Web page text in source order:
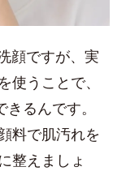
顔ですが、実
使うことで、
るんです。
料で肌汚れを
整えましょ